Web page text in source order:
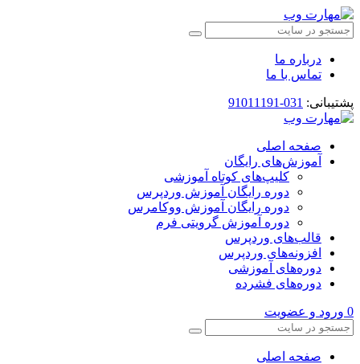
درباره ما
تماس با ما
پشتیبانی: 031-91011191
صفحه اصلی
آموزش‌های رایگان
کلیپ‌های کوتاه آموزشی
دوره رایگان آموزش وردپرس
دوره رایگان آموزش ووکامرس
دوره آموزش گرویتی فرم
قالب‌های وردپرس
افزونه‌های وردپرس
دوره‌های آموزشی
دوره‌های فشرده
0 ورود و عضویت
صفحه اصلی